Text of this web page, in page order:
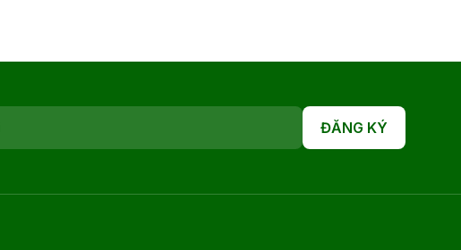
ĐĂNG KÝ